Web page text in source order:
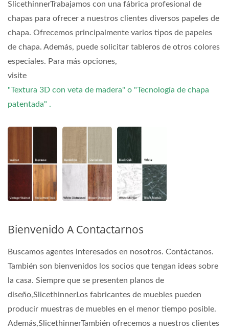
SlicethinnerTrabajamos con una fábrica profesional de
chapas para ofrecer a nuestros clientes diversos papeles de
chapa. Ofrecemos principalmente varios tipos de papeles
de chapa. Además, puede solicitar tableros de otros colores
especiales. Para más opciones,
visite
"Textura 3D con veta de madera" o "Tecnología de chapa
patentada" .
Bienvenido A Contactarnos
Buscamos agentes interesados en nosotros. Contáctanos.
También son bienvenidos los socios que tengan ideas sobre
la casa. Siempre que se presenten planos de
diseño,SlicethinnerLos fabricantes de muebles pueden
producir muestras de muebles en el menor tiempo posible.
Además,SlicethinnerTambién ofrecemos a nuestros clientes